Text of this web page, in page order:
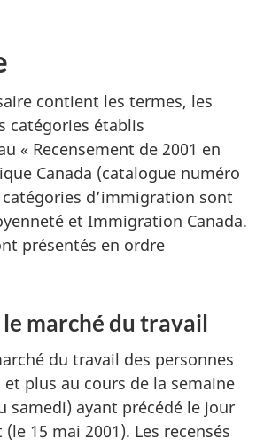
contient les termes, les
catégories établis
« Recensement de 2001 en
Canada (catalogue numéro
catégories d’immigration sont
et Immigration Canada.
présentés en ordre
marché du travail
du travail des personnes
et plus au cours de la semaine
samedi) ayant précédé le jour
15 mai 2001). Les recensés